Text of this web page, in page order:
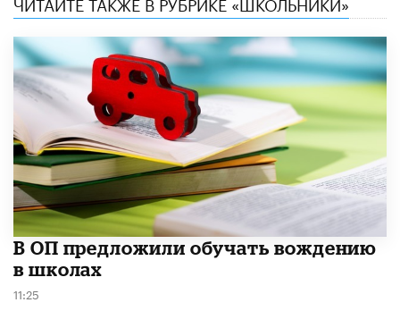
В ОП предложили обучать вождению
в школах
11:25